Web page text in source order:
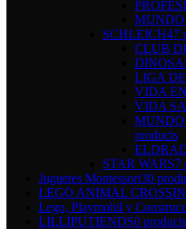
SCHLEICH47
CLUB
LIGA
VIDA
VIDA
products
STAR WARS7
Juguetes Montessori30
LEGO ANIMAL
Lego, Playmobil y
LILLIPUTIENDS0 products